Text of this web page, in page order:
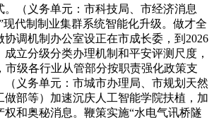
。（义务单元：市科技局、市经济消息
现代制制业集群系统智能化升级。做才全
调机制办公室设正在市成长委，到2026
立分级分类办理机制和平安评测尺度，
市级各行业从管部分按职责强化政策支
（义务单元：市城市办理局、市规划天然
做部等）加速沉庆人工智能学院扶植，加
权和奥秘消息。鞭策实施“水电气讯桥隧